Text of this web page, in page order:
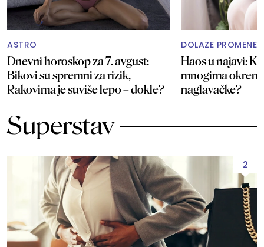
ASTRO
Dnevni horoskop za 7. avgust:
Bikovi su spremni za rizik,
Rakovima je suviše lepo – dokle?
DOLAZE PROMENE
Haos u najavi:
mnogima
naglavačke?
Superstav
2